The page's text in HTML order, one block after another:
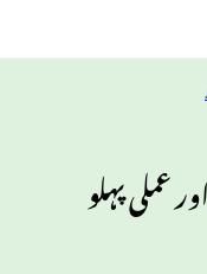
عملی پہلو